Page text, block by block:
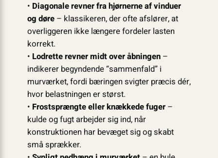
• Diagonale revner fra hjørnerne af vinduer
og døre– klassikeren, der ofte afslører, at
overliggeren ikke længere fordeler lasten
korrekt.
• Lodrette revner midt over åbningen–
indikerer begyndende “sammenfald” i
murværket, fordi bæringen svigter præcis dér,
hvor belastningen er størst.
• Frostsprængte eller knækkede fuger–
kulde og fugt arbejder sig ind, når
konstruktionen har bevæget sig og skabt
små sprækker.